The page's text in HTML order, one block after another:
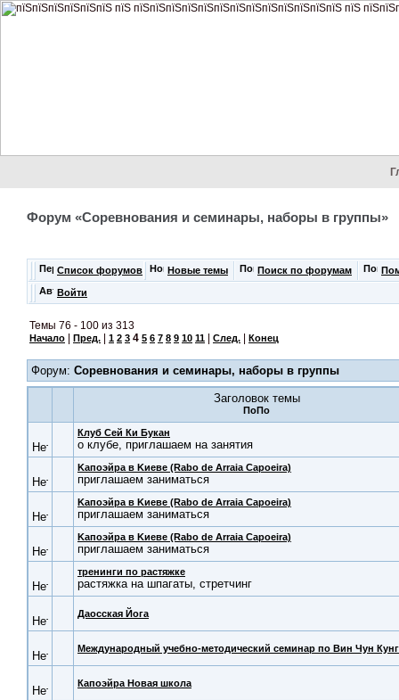
Форум «Соревнования и семинары, наборы в группы»
Список форумов Новые темы Поиск по форумам
Войти
Темы 76 - 100 из 313
Начало Пред. 1 2 3 4 5 6 7 8 9 10 11 След. Конец
Форум: Соревнования и семинары, наборы в группы
Заголовок темы
Клуб Сей Ки Букан
о клубе, приглашаем на занятия
Kапоэйра в Kиеве (Rabo de Arraia Capoeira)
приглашаем заниматься
Kапоэйра в Kиеве (Rabo de Arraia Capoeira)
приглашаем заниматься
Kапоэйра в Kиеве (Rabo de Arraia Capoeira)
приглашаем заниматься
тренинги по растяжке
растяжка на шпагаты, стретчинг
Даосская Йога
Международный учебно-методический семинар по Вин Чун
Капоэйра Новая школа